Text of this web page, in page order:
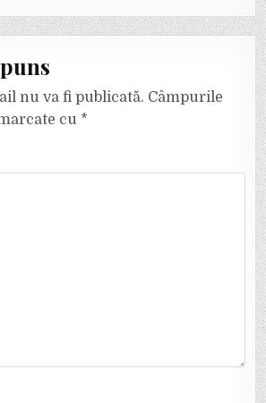
nu va fi publicată. Câmpurile
cu *